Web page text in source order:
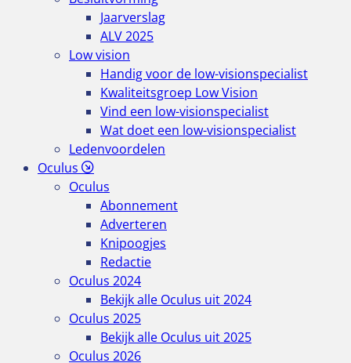
Jaarverslag
ALV 2025
Low vision
Handig voor de low-visionspecialist
Kwaliteitsgroep Low Vision
Vind een low-visionspecialist
Wat doet een low-visionspecialist
Ledenvoordelen
Oculus
Oculus
Abonnement
Adverteren
Knipoogjes
Redactie
Oculus 2024
Bekijk alle Oculus uit 2024
Oculus 2025
Bekijk alle Oculus uit 2025
Oculus 2026